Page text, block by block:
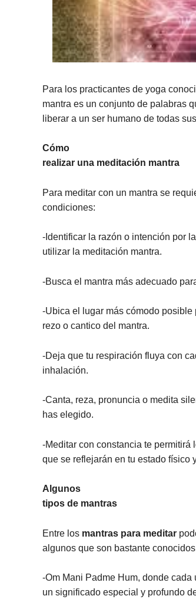
Para los practicantes de yoga
mantra es un conjunto de palabras
liberar a un ser humano de todas
Cómo
realizar una meditación mantra
Para meditar con un mantra se
condiciones:
-Identificar la razón o intención por
utilizar la meditación mantra.
-Busca el mantra más adecuado
-Ubica el lugar más cómodo posible
rezo o cantico del mantra.
-Deja que tu respiración fluya con
inhalación.
-Canta, reza, pronuncia o medita
has elegido.
-Meditar con constancia te permitirá
que se reflejarán en tu estado físico
Algunos
tipos de mantras
Entre los mantras para meditar
algunos que son bastante
-Om Mani Padme Hum, donde
un significado especial y profundo